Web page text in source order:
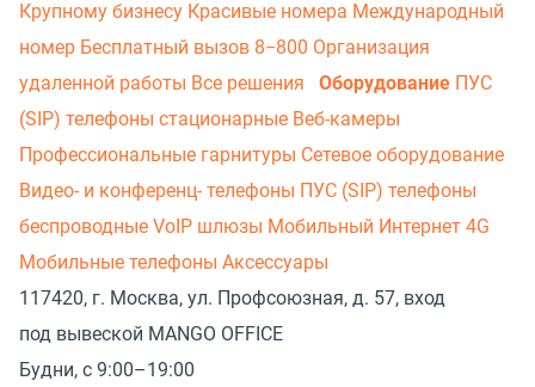
Крупному бизнесу Красивые номера Международный
номер Бесплатный вызов 8−800 Организация
удаленной работы Все решения Оборудование ПУС
(SIP) телефоны стационарные Веб-камеры
Профессиональные гарнитуры Сетевое оборудование
Видео- и конференц- телефоны ПУС (SIP) телефоны
беспроводные VoIP шлюзы Мобильный Интернет 4G
Мобильные телефоны Аксессуары
117420, г. Москва, ул. Профсоюзная, д. 57, вход
под вывеской MANGO OFFICE
Будни, с 9:00–19:00